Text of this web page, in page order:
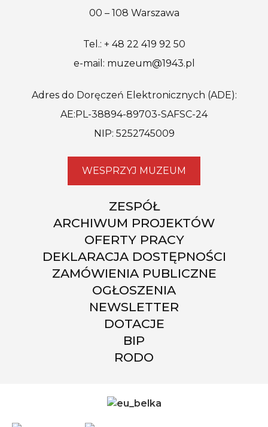
00 – 108 Warszawa
Tel.: + 48 22 419 92 50
e-mail: muzeum@1943.pl
Adres do Doręczeń Elektronicznych (ADE):
AE:PL-38894-89703-SAFSC-24
NIP: 5252745009
WESPRZYJ MUZEUM
ZESPÓŁ
ARCHIWUM PROJEKTÓW
OFERTY PRACY
DEKLARACJA DOSTĘPNOŚCI
ZAMÓWIENIA PUBLICZNE
OGŁOSZENIA
NEWSLETTER
DOTACJE
BIP
RODO